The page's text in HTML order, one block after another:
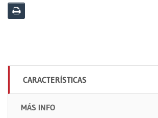
CARACTERÍSTICAS
MÁS INFO